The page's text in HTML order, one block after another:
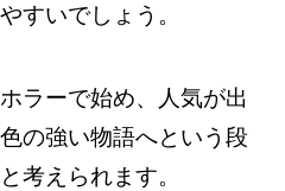
すいでしょう。
ラーで始め、人気が出
の強い物語へという段
考えられます。